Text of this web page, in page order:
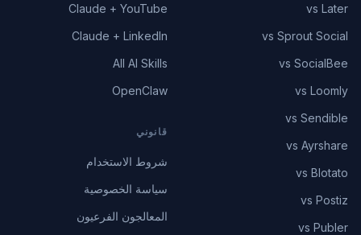
vs Later
vs Sprout Social
vs SocialBee
vs Loomly
vs Sendible
vs Ayrshare
vs Blotato
vs Postiz
vs Publer
Claude + YouTube
Claude + LinkedIn
All AI Skills
OpenClaw
قانوني
شروط الاستخدام
سياسة الخصوصية
المعالجون الفرعيون